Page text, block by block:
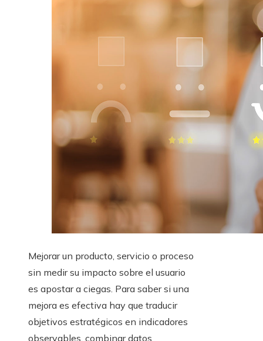
Mejorar un producto, servicio o proceso
sin medir su impacto sobre el usuario
es apostar a ciegas. Para saber si una
mejora es efectiva hay que traducir
objetivos estratégicos en indicadores
observables, combinar datos